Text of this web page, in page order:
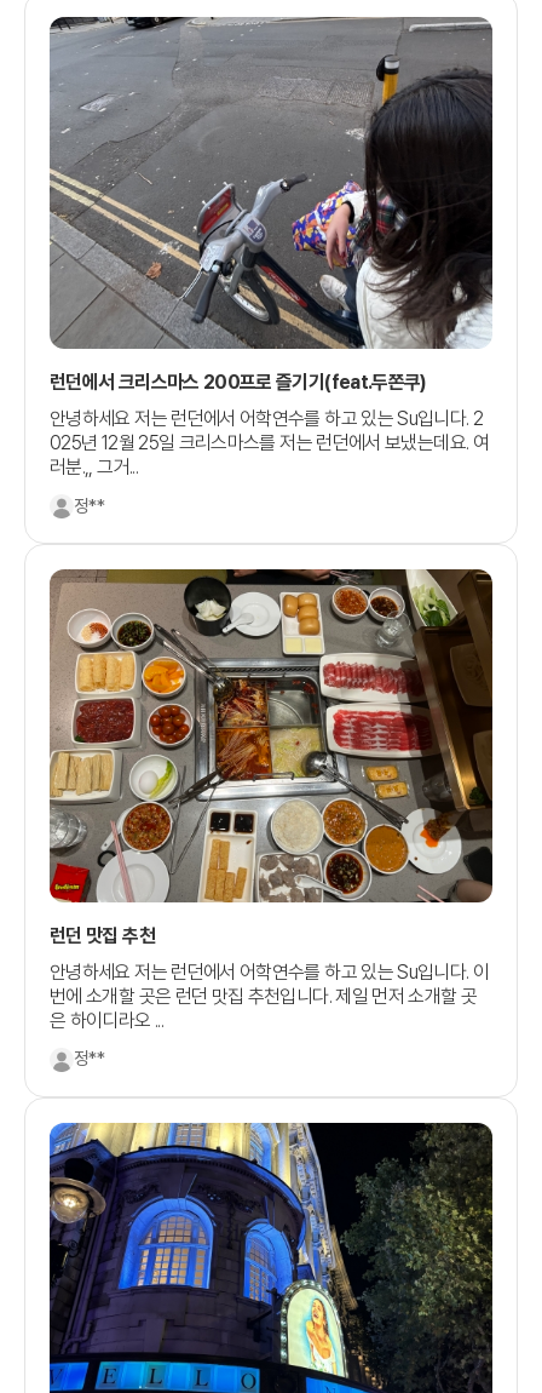
런던에서 크리스마스 200프로 즐기기(feat.두쫀쿠)
안녕하세요 저는 런던에서 어학연수를 하고 있는 Su입니다. 2
025년 12월 25일 크리스마스를 저는 런던에서 보냈는데요. 여
러분.,, 그거...
정**
런던 맛집 추천
안녕하세요 저는 런던에서 어학연수를 하고 있는 Su입니다. 이
번에 소개할 곳은 런던 맛집 추천입니다. 제일 먼저 소개할 곳
은 하이디라오 ...
정**